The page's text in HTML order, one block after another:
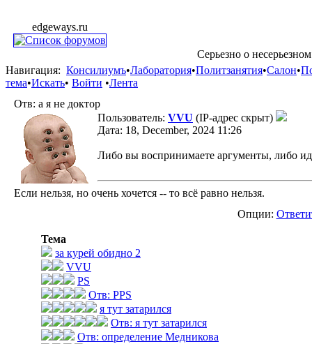
edgeways.ru
Серьезно о
Навигация: Консилиумъ•Лаборатория•Политзанятия•Салон•
тема•Искать• Войти •Лента
Отв: а я не доктор
Пользователь: VVU (IP-адрес скрыт)
Дата: 18, December, 2024 11:26
Либо вы воспринимаете аргументы, либо
Если нельзя, но очень хочется -- то всё равно нельзя.
Опции:
Тема
за курей обидно 2
VVU
PS
Отв: PPS
я тут затарился
Отв: я тут затарился
Отв: определение Медникова